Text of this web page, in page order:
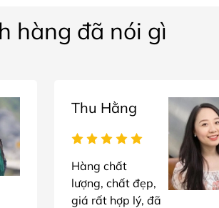
hàng đã nói gì
Thu Hằng
Hàng chất
lượng, chất đẹp,
giá rất hợp lý, đã